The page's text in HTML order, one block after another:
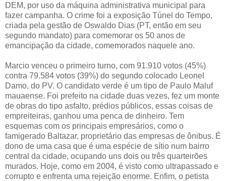
DEM, por uso da máquina administrativa municipal para
fazer campanha. O crime foi a exposição Túnel do Tempo,
criada pela gestão de Oswaldo Dias (PT, então em seu
segundo mandato) para comemorar os 50 anos de
emancipação da cidade, comemorados naquele ano.
Marcio venceu o primeiro turno, com 91.910 votos (45%)
contra 79.584 votos (39%) do segundo colocado Leonel
Damo, do PV. O candidato verde é um tipo de Paulo Maluf
mauaense. Foi prefeito na cidade duas vezes, fez um monte
de obras do tipo asfalto, prédios públicos, essas coisas de
empreiteiras, ganhou uma penca de dinheiro. Tem
esquemas com os principais empresários, como o
famigerado Baltazar, proprietário das empresas de ônibus. É
dono de uma casa que é uma espécie de sítio num bairro
central da cidade, ocupando uns dois ou três quarteirões
murados. Hoje, como em 2004, é visto como ultrapassado e
corrupto e enfrenta uma rejeição enorme. Enfim, o petista